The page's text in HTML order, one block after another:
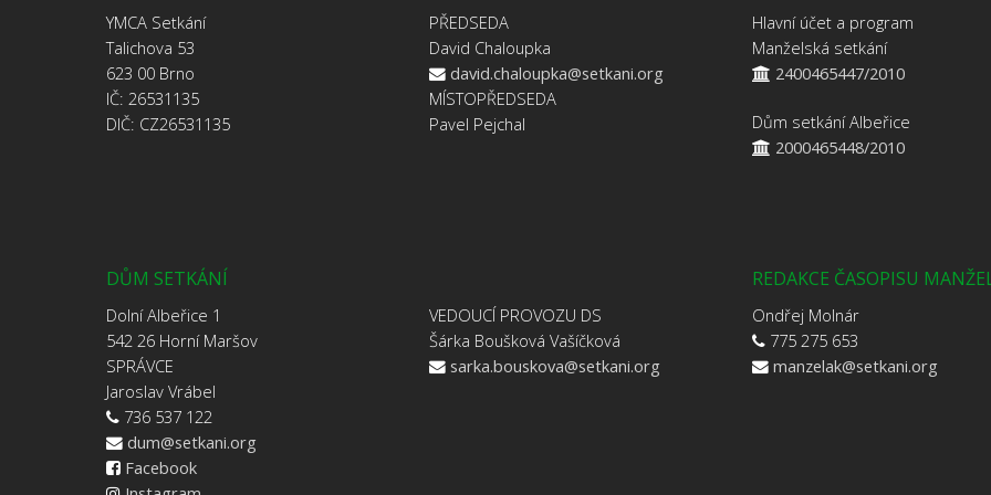
YMCA Setkání
Talichova 53
623 00 Brno
IČ: 26531135
DIČ: CZ26531135
PŘEDSEDA
David Chaloupka
david.chaloupka@setkani.org
MÍSTOPŘEDSEDA
Pavel Pejchal
Hlavní účet a program
Manželská setkání
2400465447/2010
Dům setkání Albeřice
2000465448/2010
DŮM SETKÁNÍ
Dolní Albeřice 1
542 26 Horní Maršov
SPRÁVCE
Jaroslav Vrábel
736 537 122
dum@setkani.org
Facebook
VEDOUCÍ PROVOZU DS
Šárka Boušková Vašíčková
sarka.bouskova@setkani.org
REDAKCE ČASOPISU
Ondřej Molnár
775 275 653
manzelak@setkani.org